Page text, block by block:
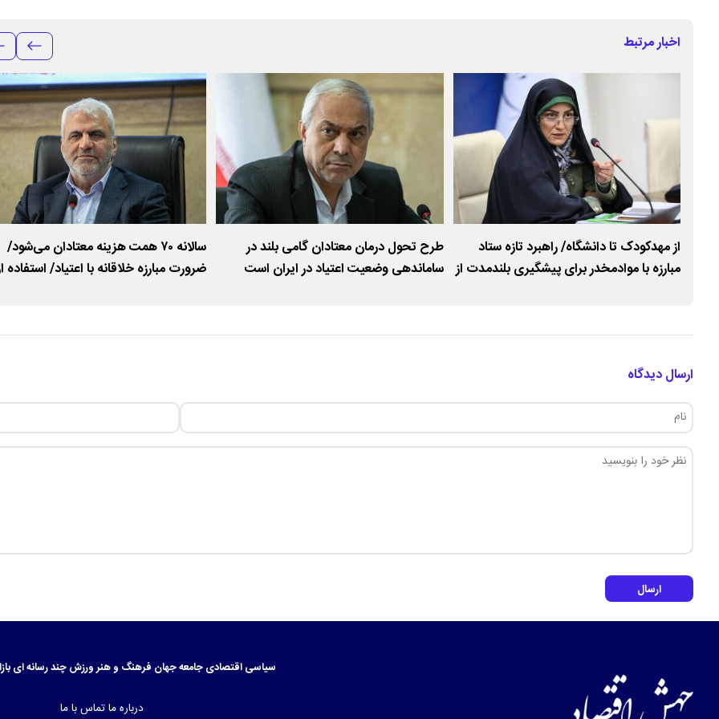
اخبار مرتبط
از مهدکودک تا دانشگاه/ راهبرد تازه ستاد
مبارزه با موادمخدر برای پیشگیری بلندمدت از
طرح تحول درمان معتادان گامی بلند در
ساماندهی وضعیت اعتیاد در ایران است
سالانه ۷۰ همت هزینه معتادان می‌شود/
ضرورت مبارزه خلاقانه با اعتیاد/ استفاده
ارسال دیدگاه
ارسال
سیاسیاقتصادیجامعهجهان فرهنگ و هنرورزشچند رسانه ای
درباره ماتماس با ما